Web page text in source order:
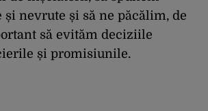
nevrute și să ne păcălim, de
să evităm deciziile
și promisiunile.